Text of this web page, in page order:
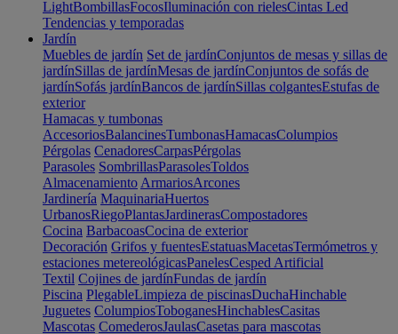
LightBombillasFocosIluminación con rielesCintas Led
Tendencias y temporadas
Jardín
Muebles de jardín Set de jardínConjuntos de mesas y sillas de
jardínSillas de jardínMesas de jardínConjuntos de sofás de
jardínSofás jardínBancos de jardínSillas colgantesEstufas de
exterior
Hamacas y tumbonas
AccesoriosBalancinesTumbonasHamacasColumpios
Pérgolas CenadoresCarpasPérgolas
Parasoles SombrillasParasolesToldos
Almacenamiento ArmariosArcones
Jardinería MaquinariaHuertos
UrbanosRiegoPlantasJardinerasCompostadores
Cocina BarbacoasCocina de exterior
Decoración Grifos y fuentesEstatuasMacetasTermómetros y
estaciones metereológicasPanelesCesped Artificial
Textil Cojines de jardínFundas de jardín
Piscina PlegableLimpieza de piscinasDuchaHinchable
Juguetes ColumpiosToboganesHinchablesCasitas
Mascotas ComederosJaulasCasetas para mascotas